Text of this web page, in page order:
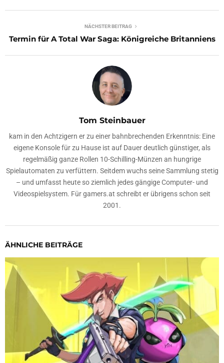
NÄCHSTER BEITRAG
Termin für A Total War Saga: Königreiche Britanniens
Tom Steinbauer
kam in den Achtzigern er zu einer bahnbrechenden Erkenntnis: Eine
eigene Konsole für zu Hause ist auf Dauer deutlich günstiger, als
regelmäßig ganze Rollen 10-Schilling-Münzen an hungrige
Spielautomaten zu verfüttern. Seitdem wuchs seine Sammlung stetig
– und umfasst heute so ziemlich jedes gängige Computer- und
Videospielsystem. Für gamers.at schreibt er übrigens schon seit
2001.
ÄHNLICHE BEITRÄGE